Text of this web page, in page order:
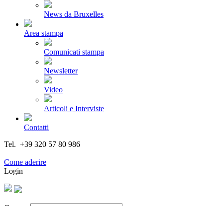
News da Bruxelles
Area stampa
Comunicati stampa
Newsletter
Video
Articoli e Interviste
Contatti
Tel. +39 320 57 80 986
Come aderire
Login